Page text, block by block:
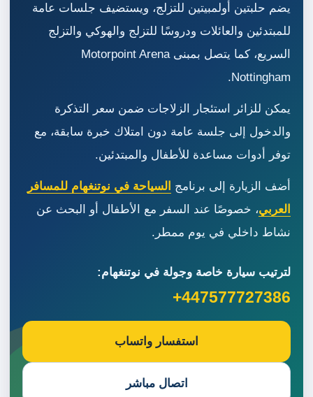
يضم حلبتين أولمبيتين للتزلج، ويستضيف جلسات عامة
للمبتدئين والعائلات ودروسًا للتزلج والهوكي والتزلج
السريع، كما يتصل بمبنى Motorpoint Arena
Nottingham.
يمكن للزائر استئجار الزلاجات ضمن سعر التذكرة
والدخول إلى جلسة عامة دون امتلاك خبرة سابقة، مع
توفر أدوات مساعدة للأطفال والمبتدئين.
أضف الزيارة إلى برنامج السياحة في نوتنغهام للمسافر
العربي، خصوصًا عند السفر مع الأطفال أو البحث عن
نشاط داخلي في يوم ممطر.
لترتيب سيارة خاصة وجولة في نوتنغهام:
+447577727386
استفسار واتساب
اتصال مباشر